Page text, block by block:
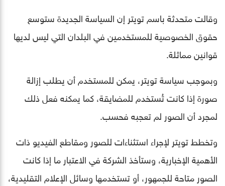
وقالت متحدثة باسم تويتر إن السياسة الجديدة ستوسع
حقوق الخصوصية للمستخدمين في البلدان التي ليس لديها
قوانين مماثلة.
وبموجب سياسة تويتر، يمكن للمستخدم أن يطلب إزالة
صورة إذا كانت تُستخدم للمضايقة، كما يمكنه فعل ذلك
لمجرد أن الصور لم تعجبه فحسب.
وتخطط تويتر لإجراء استثناءات للصور ومقاطع الفيديو ذات
الأهمية الإخبارية، وستأخذ الشركة في الاعتبار ما إذا كانت
الصور متاحة للجمهور، أو تستخدمها وسائل الإعلام التقليدية،